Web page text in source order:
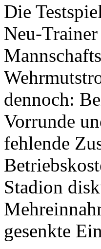
Die
Neu-
dennoch:
Vorrunde
fehlende
Stadion
gesenkte